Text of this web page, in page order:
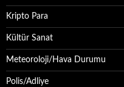
Kripto Para
Kültür Sanat
Meteoroloji/Hava Durumu
Polis/Adliye